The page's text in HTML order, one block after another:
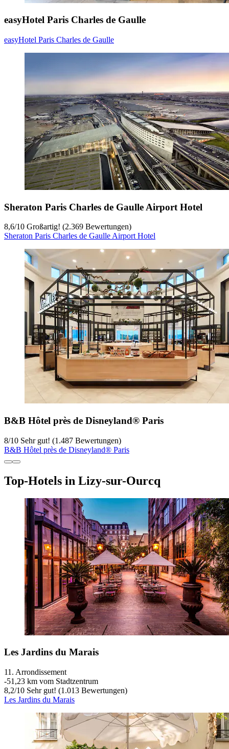
easyHotel Paris Charles de Gaulle
easyHotel Paris Charles de Gaulle
Sheraton Paris Charles de Gaulle Airport Hotel
8,6/10 Großartig! (2.369 Bewertungen)
Sheraton Paris Charles de Gaulle Airport Hotel
B&B Hôtel près de Disneyland® Paris
8/10 Sehr gut! (1.487 Bewertungen)
B&B Hôtel près de Disneyland® Paris
Top-Hotels in Lizy-sur-Ourcq
Les Jardins du Marais
11. Arrondissement
‐51,23 km vom Stadtzentrum
8,2/10 Sehr gut! (1.013 Bewertungen)
Les Jardins du Marais